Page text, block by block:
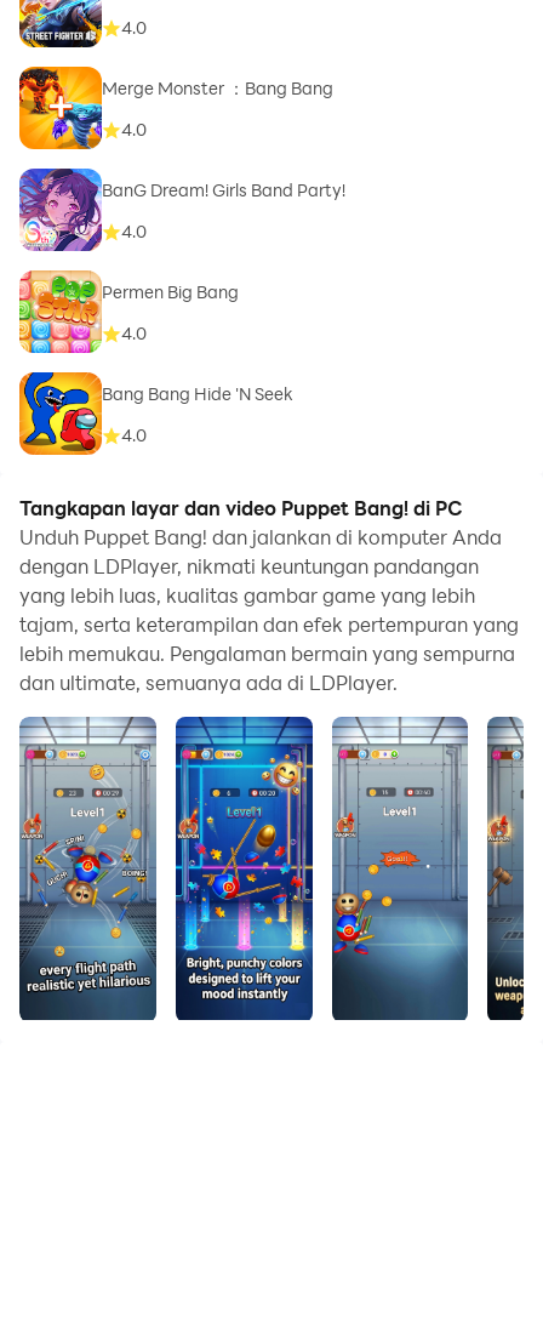
4.0
Merge Monster ：Bang Bang
4.0
BanG Dream! Girls Band Party!
4.0
Permen Big Bang
4.0
Bang Bang Hide 'N Seek
4.0
Tangkapan layar dan video Puppet Bang! di PC
Unduh Puppet Bang! dan jalankan di komputer Anda
dengan LDPlayer, nikmati keuntungan pandangan
yang lebih luas, kualitas gambar game yang lebih
tajam, serta keterampilan dan efek pertempuran yang
lebih memukau. Pengalaman bermain yang sempurna
dan ultimate, semuanya ada di LDPlayer.